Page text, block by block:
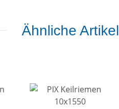
Ähnliche Artikel